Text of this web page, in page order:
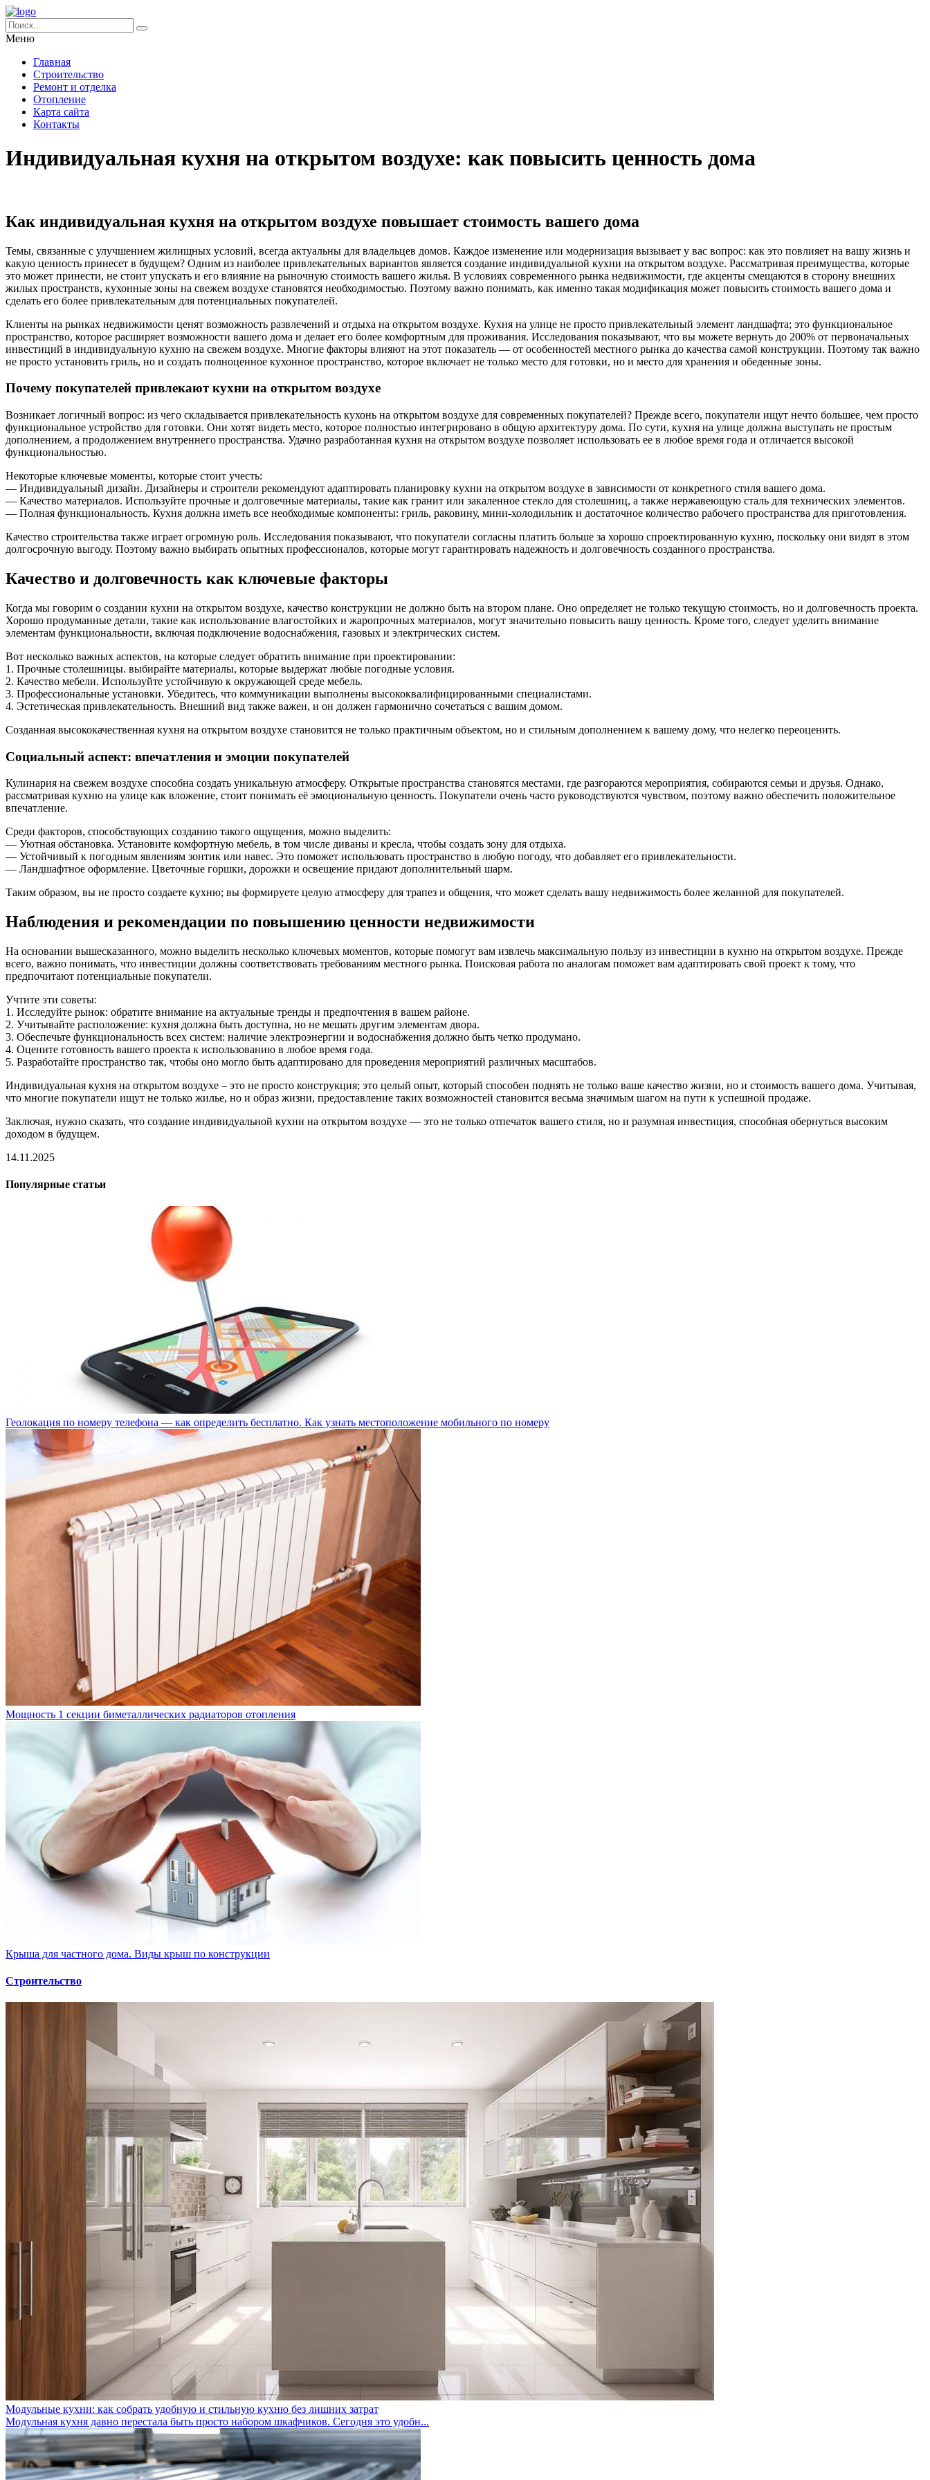
Меню
Главная
Строительство
Ремонт и отделка
Отопление
Карта сайта
Контакты
Индивидуальная кухня на открытом воздухе: как повысить ценность дома
Как индивидуальная кухня на открытом воздухе повышает стоимость вашего дома
Темы, связанные с улучшением жилищных условий, всегда актуальны для владельцев домов. Каждое изменение или модернизация вызывает у вас вопрос: как это повлияет на вашу жизнь и
какую ценность принесет в будущем? Одним из наиболее привлекательных вариантов является создание индивидуальной кухни на открытом воздухе. Рассматривая преимущества, которые
это может принести, не стоит упускать и его влияние на рыночную стоимость вашего жилья. В условиях современного рынка недвижимости, где акценты смещаются в сторону внешних
жилых пространств, кухонные зоны на свежем воздухе становятся необходимостью. Поэтому важно понимать, как именно такая модификация может повысить стоимость вашего дома и
сделать его более привлекательным для потенциальных покупателей.
Клиенты на рынках недвижимости ценят возможность развлечений и отдыха на открытом воздухе. Кухня на улице не просто привлекательный элемент ландшафта; это функциональное
пространство, которое расширяет возможности вашего дома и делает его более комфортным для проживания. Исследования показывают, что вы можете вернуть до 200% от первоначальных
инвестиций в индивидуальную кухню на свежем воздухе. Многие факторы влияют на этот показатель — от особенностей местного рынка до качества самой конструкции. Поэтому так важно
не просто установить гриль, но и создать полноценное кухонное пространство, которое включает не только место для готовки, но и место для хранения и обеденные зоны.
Почему покупателей привлекают кухни на открытом воздухе
Возникает логичный вопрос: из чего складывается привлекательность кухонь на открытом воздухе для современных покупателей? Прежде всего, покупатели ищут нечто большее, чем просто
функциональное устройство для готовки. Они хотят видеть место, которое полностью интегрировано в общую архитектуру дома. По сути, кухня на улице должна выступать не простым
дополнением, а продолжением внутреннего пространства. Удачно разработанная кухня на открытом воздухе позволяет использовать ее в любое время года и отличается высокой
функциональностью.
Некоторые ключевые моменты, которые стоит учесть:
— Индивидуальный дизайн. Дизайнеры и строители рекомендуют адаптировать планировку кухни на открытом воздухе в зависимости от конкретного стиля вашего дома.
— Качество материалов. Используйте прочные и долговечные материалы, такие как гранит или закаленное стекло для столешниц, а также нержавеющую сталь для технических элементов.
— Полная функциональность. Кухня должна иметь все необходимые компоненты: гриль, раковину, мини-холодильник и достаточное количество рабочего пространства для приготовления.
Качество строительства также играет огромную роль. Исследования показывают, что покупатели согласны платить больше за хорошо спроектированную кухню, поскольку они видят в этом
долгосрочную выгоду. Поэтому важно выбирать опытных профессионалов, которые могут гарантировать надежность и долговечность созданного пространства.
Качество и долговечность как ключевые факторы
Когда мы говорим о создании кухни на открытом воздухе, качество конструкции не должно быть на втором плане. Оно определяет не только текущую стоимость, но и долговечность проекта.
Хорошо продуманные детали, такие как использование влагостойких и жаропрочных материалов, могут значительно повысить вашу ценность. Кроме того, следует уделить внимание
элементам функциональности, включая подключение водоснабжения, газовых и электрических систем.
Вот несколько важных аспектов, на которые следует обратить внимание при проектировании:
1. Прочные столешницы. выбирайте материалы, которые выдержат любые погодные условия.
2. Качество мебели. Используйте устойчивую к окружающей среде мебель.
3. Профессиональные установки. Убедитесь, что коммуникации выполнены высококвалифицированными специалистами.
4. Эстетическая привлекательность. Внешний вид также важен, и он должен гармонично сочетаться с вашим домом.
Созданная высококачественная кухня на открытом воздухе становится не только практичным объектом, но и стильным дополнением к вашему дому, что нелегко переоценить.
Социальный аспект: впечатления и эмоции покупателей
Кулинария на свежем воздухе способна создать уникальную атмосферу. Открытые пространства становятся местами, где разгораются мероприятия, собираются семьи и друзья. Однако,
рассматривая кухню на улице как вложение, стоит понимать её эмоциональную ценность. Покупатели очень часто руководствуются чувством, поэтому важно обеспечить положительное
впечатление.
Среди факторов, способствующих созданию такого ощущения, можно выделить:
— Уютная обстановка. Установите комфортную мебель, в том числе диваны и кресла, чтобы создать зону для отдыха.
— Устойчивый к погодным явлениям зонтик или навес. Это поможет использовать пространство в любую погоду, что добавляет его привлекательности.
— Ландшафтное оформление. Цветочные горшки, дорожки и освещение придают дополнительный шарм.
Таким образом, вы не просто создаете кухню; вы формируете целую атмосферу для трапез и общения, что может сделать вашу недвижимость более желанной для покупателей.
Наблюдения и рекомендации по повышению ценности недвижимости
На основании вышесказанного, можно выделить несколько ключевых моментов, которые помогут вам извлечь максимальную пользу из инвестиции в кухню на открытом воздухе. Прежде
всего, важно понимать, что инвестиции должны соответствовать требованиям местного рынка. Поисковая работа по аналогам поможет вам адаптировать свой проект к тому, что
предпочитают потенциальные покупатели.
Учтите эти советы:
1. Исследуйте рынок: обратите внимание на актуальные тренды и предпочтения в вашем районе.
2. Учитывайте расположение: кухня должна быть доступна, но не мешать другим элементам двора.
3. Обеспечьте функциональность всех систем: наличие электроэнергии и водоснабжения должно быть четко продумано.
4. Оцените готовность вашего проекта к использованию в любое время года.
5. Разработайте пространство так, чтобы оно могло быть адаптировано для проведения мероприятий различных масштабов.
Индивидуальная кухня на открытом воздухе – это не просто конструкция; это целый опыт, который способен поднять не только ваше качество жизни, но и стоимость вашего дома. Учитывая,
что многие покупатели ищут не только жилье, но и образ жизни, предоставление таких возможностей становится весьма значимым шагом на пути к успешной продаже.
Заключая, нужно сказать, что создание индивидуальной кухни на открытом воздухе — это не только отпечаток вашего стиля, но и разумная инвестиция, способная обернуться высоким
доходом в будущем.
14.11.2025
Популярные статьи
Геолокация по номеру телефона — как определить бесплатно. Как узнать местоположение мобильного по номеру
Мощность 1 секции биметаллических радиаторов отопления
Крыша для частного дома. Виды крыш по конструкции
Строительство
Модульные кухни: как собрать удобную и стильную кухню без лишних затрат
Модульная кухня давно перестала быть просто набором шкафчиков. Сегодня это удобн...